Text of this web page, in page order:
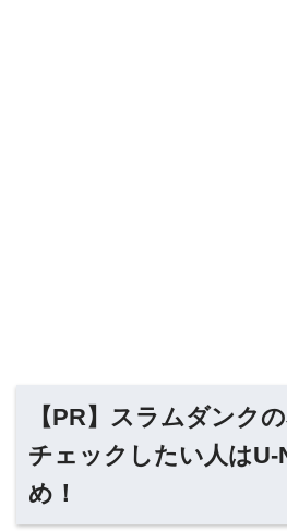
【PR】スラムダンク
チェックしたい人はU-
め！